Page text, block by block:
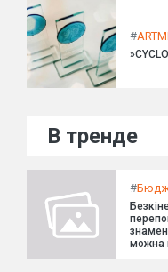
#
В тренде
#
можна